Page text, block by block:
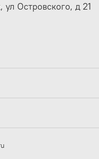
ул Островского, д 21